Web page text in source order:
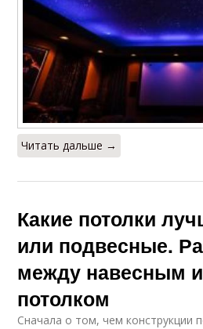
Читать дальше →
Какие потолки
или подвесные.
между навесным
потолком
Сначала о том, чем конструкции